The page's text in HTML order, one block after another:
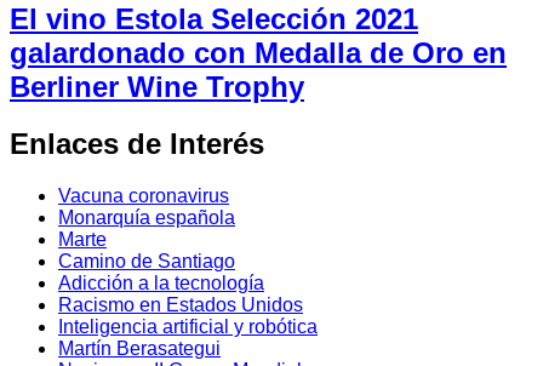
El vino Estola Selección 2021
galardonado con Medalla de Oro en
Berliner Wine Trophy
Enlaces de Interés
Vacuna coronavirus
Monarquía española
Marte
Camino de Santiago
Adicción a la tecnología
Racismo en Estados Unidos
Inteligencia artificial y robótica
Martín Berasategui